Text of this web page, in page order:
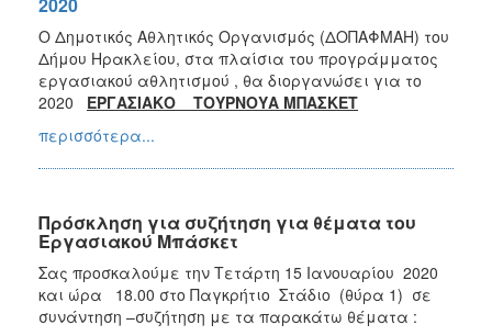
Ο Δημοτικός Αθλητικός Οργανισμός (ΔΟΠΑΦΜΑΗ) του
Δήμου Ηρακλείου, στα πλαίσια του προγράμματος
εργασιακού αθλητισμού , θα διοργανώσει για το
2020
ΕΡΓΑΣΙΑΚΟ ΤΟΥΡΝΟΥΑ ΜΠΑΣΚΕΤ
περισσότερα...
Πρόσκληση για συζήτηση για θέματα του
Εργασιακού Μπάσκετ
Σας προσκαλούμε την Τετάρτη 15 Ιανουαρίου 2020
και ώρα 18.00 στο Παγκρήτιο Στάδιο (θύρα 1) σε
συνάντηση –συζήτηση με τα παρακάτω θέματα :